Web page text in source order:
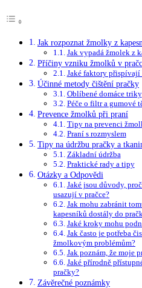
Jak​ rozpoznat žmolky⁤ z
Jak vypadá žmolek z
Příčiny vzniku žmolků v⁤
Jaké faktory
Účinné metody čištění pračky
Oblíbené domáce triky
Péče ​o filtr a gumové
Prevence žmolků‍ při praní
Tipy na prevenci
Praní⁢ s rozmyslem
Tipy na‌ údržbu pračky​ a⁢
Základní ⁢údržba
Praktické‍ rady a tipy
Otázky ‍a⁤ Odpovědi
Jaké jsou důvody,
usazují ⁤v pračce?
Jak mohu zabránit
kapesníků dostály do
Jaké kroky mohu
Jak často‍ je potřeba
žmolkovým problémům?
Jak poznám, ‌že moje‌
Jaké ⁤přírodně
pračky?
Závěrečné ⁢poznámky